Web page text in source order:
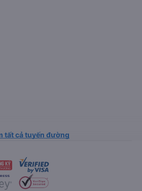
tất cả tuyến đường